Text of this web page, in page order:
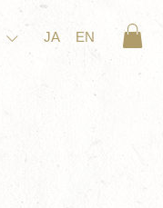
JA EN